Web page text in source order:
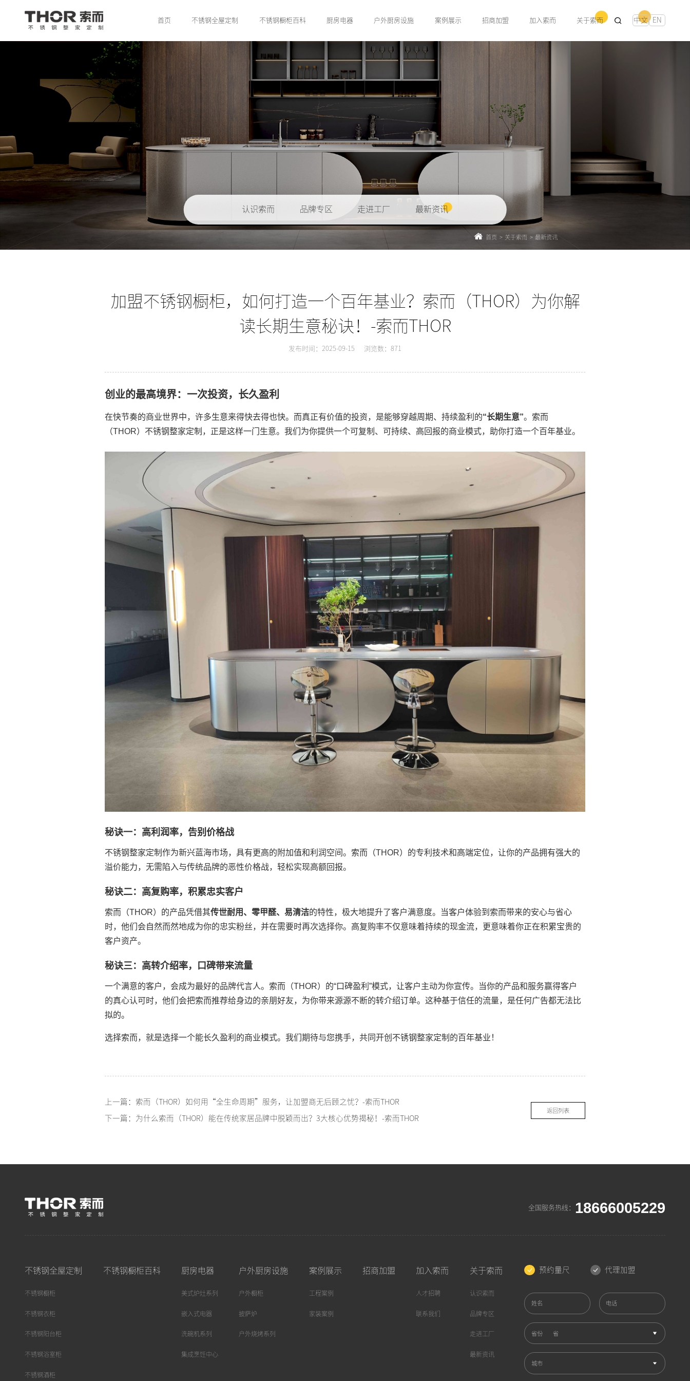
首页 不锈钢全屋定制 不锈钢橱柜百科 厨房电器 户外厨房设施 案例展示 招商加盟 加入索而 关于索而 中文 EN
认识索而 品牌专区 走进工厂 最新资讯
首页 > 关于索而 > 最新资讯
加盟不锈钢橱柜，如何打造一个百年基业？索而（THOR）为你解
读长期生意秘诀！-索而THOR
发布时间：2025-09-15 浏览数：871
创业的最高境界：一次投资，长久盈利
在快节奏的商业世界中，许多生意来得快去得也快。而真正有价值的投资，是能够穿越周期、持续盈利的“长期生意”。索而
（THOR）不锈钢整家定制，正是这样一门生意。我们为你提供一个可复制、可持续、高回报的商业模式，助你打造一个百年基业。
秘诀一：高利润率，告别价格战
不锈钢整家定制作为新兴蓝海市场，具有更高的附加值和利润空间。索而（THOR）的专利技术和高端定位，让你的产品拥有强大的
溢价能力，无需陷入与传统品牌的恶性价格战，轻松实现高额回报。
秘诀二：高复购率，积累忠实客户
索而（THOR）的产品凭借其传世耐用、零甲醛、易清洁的特性，极大地提升了客户满意度。当客户体验到索而带来的安心与省心
时，他们会自然而然地成为你的忠实粉丝，并在需要时再次选择你。高复购率不仅意味着持续的现金流，更意味着你正在积累宝贵的
客户资产。
秘诀三：高转介绍率，口碑带来流量
一个满意的客户，会成为最好的品牌代言人。索而（THOR）的“口碑盈利”模式，让客户主动为你宣传。当你的产品和服务赢得客户
的真心认可时，他们会把索而推荐给身边的亲朋好友，为你带来源源不断的转介绍订单。这种基于信任的流量，是任何广告都无法比
拟的。
选择索而，就是选择一个能长久盈利的商业模式。我们期待与您携手，共同开创不锈钢整家定制的百年基业！
上一篇：索而（THOR）如何用“全生命周期”服务，让加盟商无后顾之忧？-索而THOR
下一篇：为什么索而（THOR）能在传统家居品牌中脱颖而出？3大核心优势揭秘！-索而THOR
返回列表
全国服务热线： 18666005229
不锈钢全屋定制
不锈钢橱柜
不锈钢衣柜
不锈钢阳台柜
不锈钢浴室柜
不锈钢酒柜
不锈钢橱柜百科 厨房电器
美式炉灶系列
嵌入式电器
洗碗机系列
集成烹饪中心
户外厨房设施
户外橱柜
披萨炉
户外烧烤系列
案例展示
工程案例
家装案例
招商加盟 加入索而
人才招聘
联系我们
关于索而
认识索而
品牌专区
走进工厂
最新资讯
预约量尺 代理加盟
姓名 电话
省份
城市